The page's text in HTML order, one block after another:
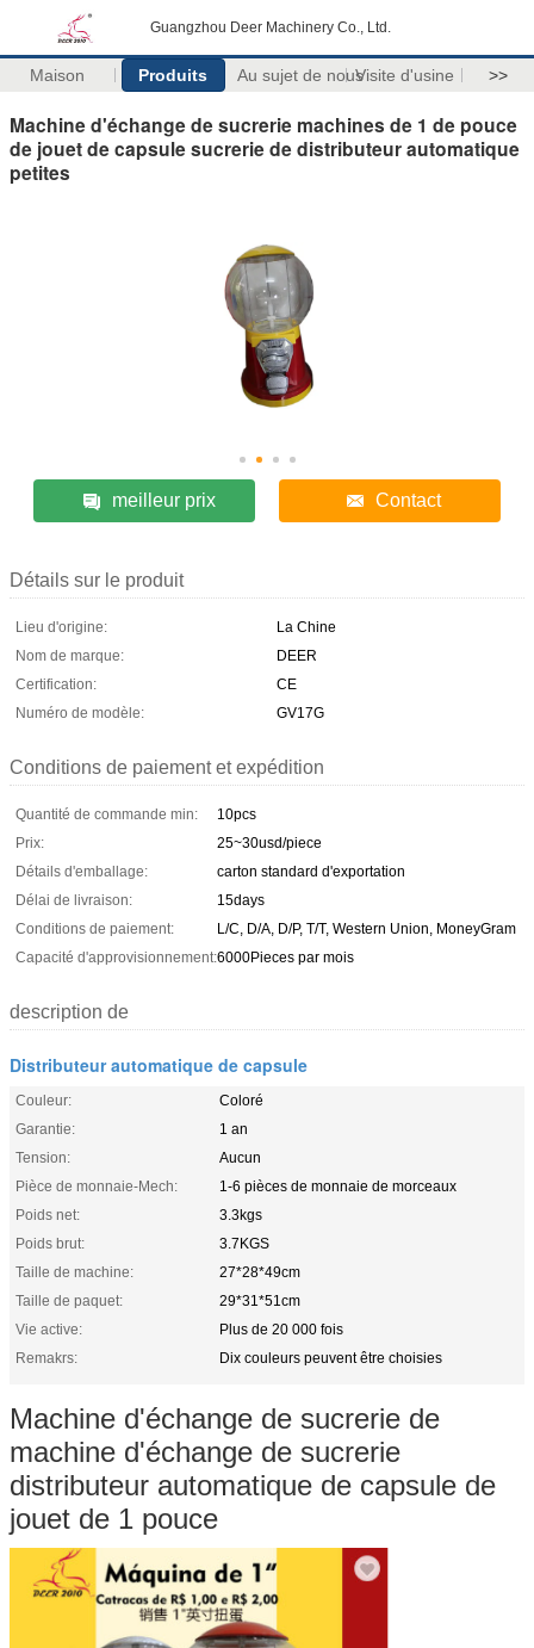
Guangzhou Deer Machinery Co., Ltd.
Maison Produits Au sujet de nousVisite d'usine >>
Machine d'échange de sucrerie machines de 1 de pouce
de jouet de capsule sucrerie de distributeur automatique
petites
meilleur prix Contact
Détails sur le produit
Lieu d'origine:
La Chine
Nom de marque:
DEER
Certification:
CE
Numéro de modèle:
GV17G
Conditions de paiement et expédition
Quantité de commande min:
10pcs
Prix:
25~30usd/piece
Détails d'emballage:
carton standard d'exportation
Délai de livraison:
15days
Conditions de paiement:
L/C, D/A, D/P, T/T, Western Union, MoneyGram
Capacité d'approvisionnement:6000Pieces par mois
description de
Distributeur automatique de capsule
Couleur:
Coloré
Garantie:
1 an
Tension:
Aucun
Pièce de monnaie-Mech:
1-6 pièces de monnaie de morceaux
Poids net:
3.3kgs
Poids brut:
3.7KGS
Taille de machine:
27*28*49cm
Taille de paquet:
29*31*51cm
Vie active:
Plus de 20 000 fois
Remakrs:
Dix couleurs peuvent être choisies
Machine d'échange de sucrerie de
machine d'échange de sucrerie
distributeur automatique de capsule de
jouet de 1 pouce